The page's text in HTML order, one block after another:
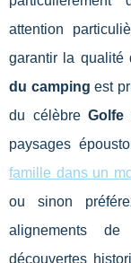
attention
garantir la qualité
du camping est
du célèbreGolfe
paysages
famille dans un
ou sinon
alignements
découvertes